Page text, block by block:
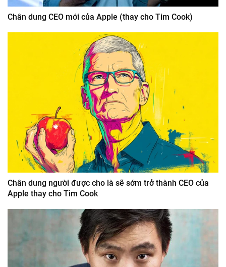
Chân dung CEO mới của Apple (thay cho Tim Cook)
Chân dung người được cho là sẽ sớm trở thành CEO của
Apple thay cho Tim Cook